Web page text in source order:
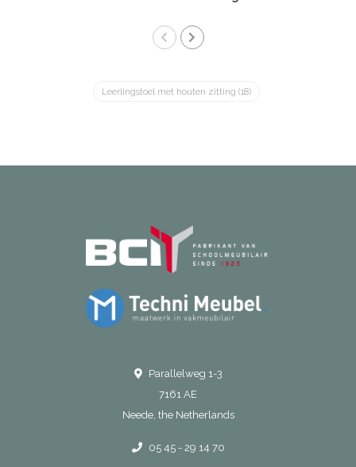
Leerlingstoel met houten zitting (18)
Parallelweg 1-3
7161 AE
Neede, the Netherlands
05 45 - 29 14 70